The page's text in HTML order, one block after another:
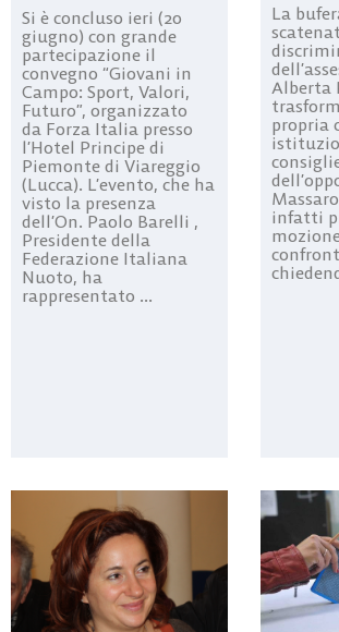
Si è concluso ieri (20
giugno) con grande
partecipazione il
convegno “Giovani in
Campo: Sport, Valori,
Futuro”, organizzato
da Forza Italia presso
l’Hotel Principe di
Piemonte di Viareggio
(Lucca). L’evento, che ha
visto la presenza
dell’On. Paolo Barelli ,
Presidente della
Federazione Italiana
Nuoto, ha
rappresentato ...
La
Alberta
propria
infatti